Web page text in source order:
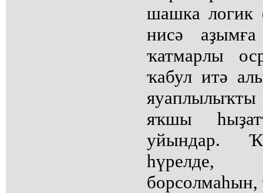
шашка логик
нисә
ҡатмарлы
ҡабул итә
яуаплылыҡты
яҡшы
уйындар.
һүрелде,
борсолмаһын,